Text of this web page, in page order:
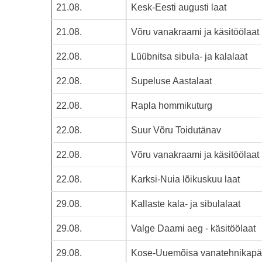
21.08. Kesk-Eesti augusti laat
21.08. Võru vanakraami ja käsitöölaat
22.08. Lüübnitsa sibula- ja kalalaat
22.08. Supeluse Aastalaat
22.08. Rapla hommikuturg
22.08. Suur Võru Toidutänav
22.08. Võru vanakraami ja käsitöölaat
22.08. Karksi-Nuia lõikuskuu laat
29.08. Kallaste kala- ja sibulalaat
29.08. Valge Daami aeg - käsitöölaat
29.08. Kose-Uuemõisa